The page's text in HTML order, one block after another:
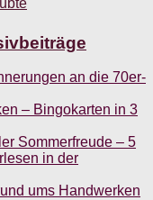
an die 70er-
– Bingokarten in 3
Sommerfreude – 5
in der
ums Handwerken